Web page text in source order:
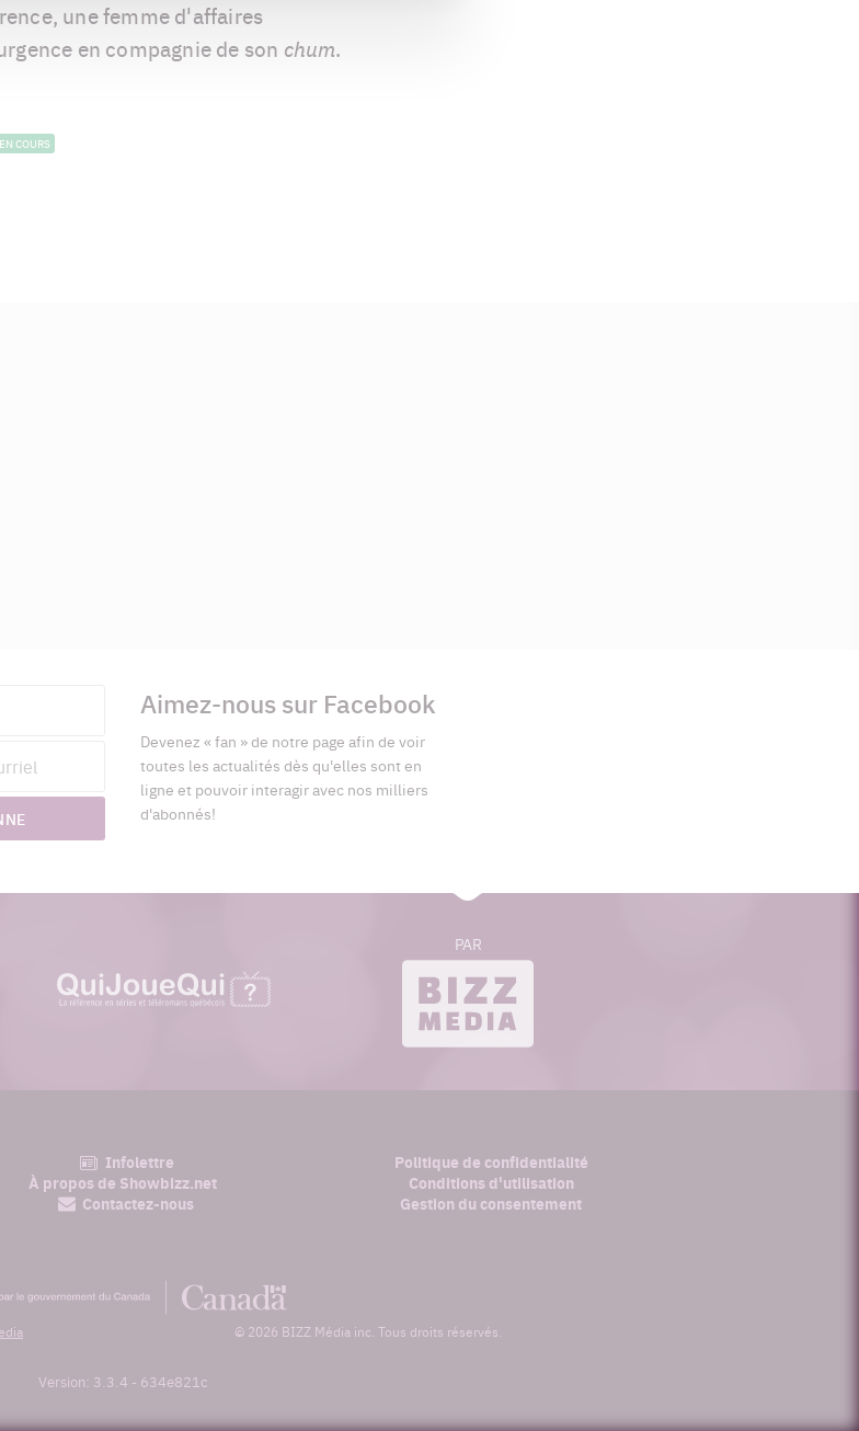
une femme d'affaires
en compagnie de son chum.
EN COURS
Aimez-nous sur Facebook
Devenez « fan » de notre page afin de voir
toutes les actualités dès qu'elles sont en
ligne et pouvoir interagir avec nos milliers
d'abonnés!
quijouequi.com
bizzmedia.ca
PAR
Infolettre
À propos de Showbizz.net
Contactez-nous
Politique de confidentialité
Conditions d'utilisation
Gestion du consentement
© 2026 BIZZ Média inc. Tous droits réservés.
Version: 3.3.4 - 634e821c